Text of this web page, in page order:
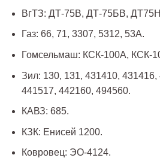
ВгТЗ: ДТ-75В, ДТ-75БВ,
Газ: 66, 71, 3307, 5312, 53А.
Гомсельмаш: КСК-100А, КСК-
Зил: 130, 131, 431410, 431416,
441517, 442160, 494560.
КАВЗ: 685.
КЗК: Енисей 1200.
Ковровец: ЭО-4124.